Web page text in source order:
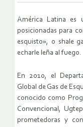
América Latina es
posicionadas para
esquisto», o shale
echarle leña al fuego.
En 2010, el
Global de Gas de
conocido como
Convencional,
prometedoras y